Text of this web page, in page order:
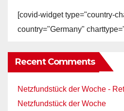
[covid-widget type="country-
country="Germany"
Recent Comments
Netzfundstück der Woche -
Netzfundstück der Woche